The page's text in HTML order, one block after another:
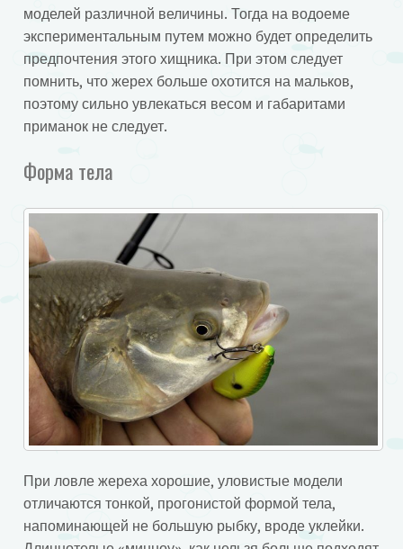
моделей различной величины. Тогда на водоеме
экспериментальным путем можно будет определить
предпочтения этого хищника. При этом следует
помнить, что жерех больше охотится на мальков,
поэтому сильно увлекаться весом и габаритами
приманок не следует.
Форма тела
При ловле жереха хорошие, уловистые модели
отличаются тонкой, прогонистой формой тела,
напоминающей не большую рыбку, вроде уклейки.